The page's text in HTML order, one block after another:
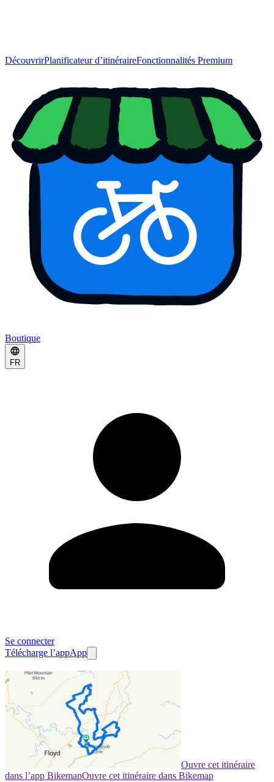
DécouvrirPlanificateur d’itinéraireFonctionnalités Premium
Boutique
FR
Se connecter
Télécharge l’appApp
Ouvre cet itinéraire
dans l’app BikemapOuvre cet itinéraire dans Bikemap